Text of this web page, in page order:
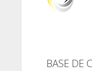
BASE DE